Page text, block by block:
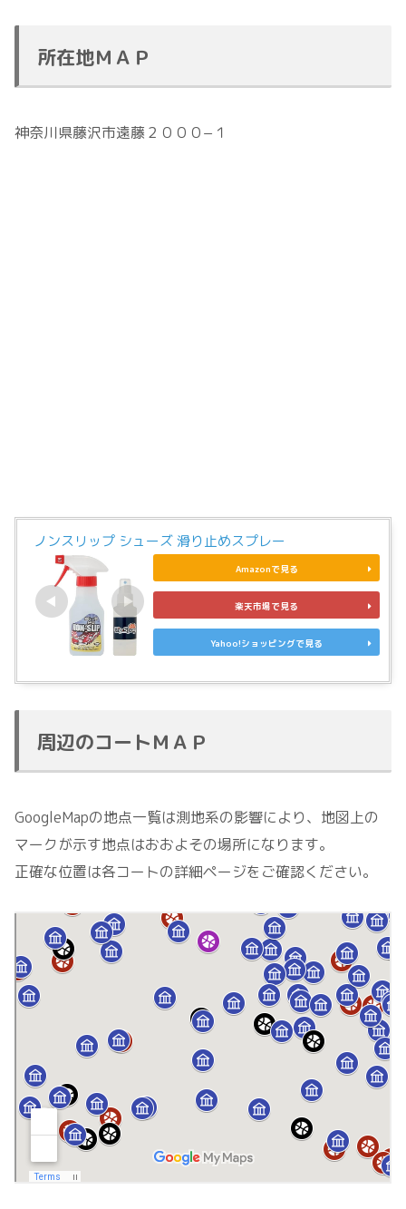
所在地ＭＡＰ
神奈川県藤沢市遠藤２０００−１
ノンスリップ シューズ 滑り止めスプレー
Amazonで見る
楽天市場で見る
Yahoo!ショッピングで見る
周辺のコートＭＡＰ
GoogleMapの地点一覧は測地系の影響により、地図上の
マークが示す地点はおおよその場所になります。
正確な位置は各コートの詳細ページをご確認ください。